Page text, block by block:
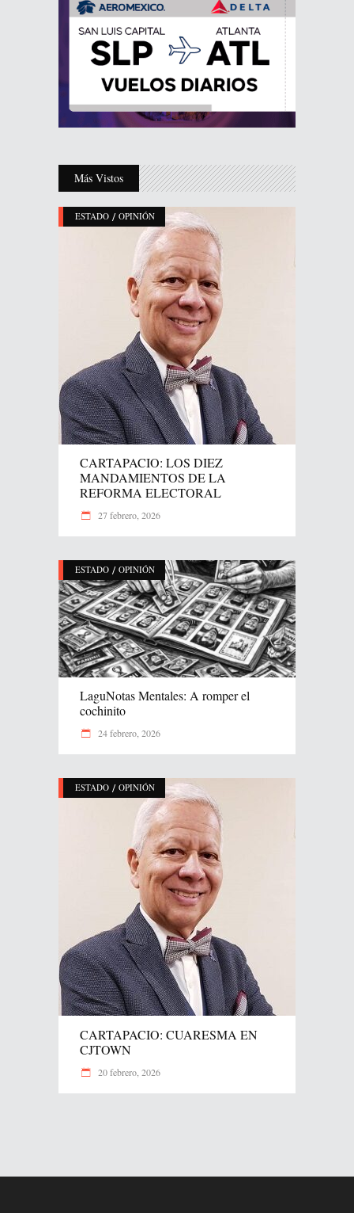
Más Vistos
ESTADO / OPINIÓN
CARTAPACIO: LOS DIEZ
MANDAMIENTOS DE LA
REFORMA ELECTORAL
27 febrero, 2026
ESTADO / OPINIÓN
LaguNotas Mentales: A romper el
cochinito
24 febrero, 2026
ESTADO / OPINIÓN
CARTAPACIO: CUARESMA EN
CJTOWN
20 febrero, 2026